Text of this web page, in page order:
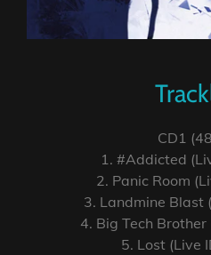
CD1
1. #Addicted
2. Panic Room
3. Landmine Blast
4. Big Tech Brother
5. Lost (Live